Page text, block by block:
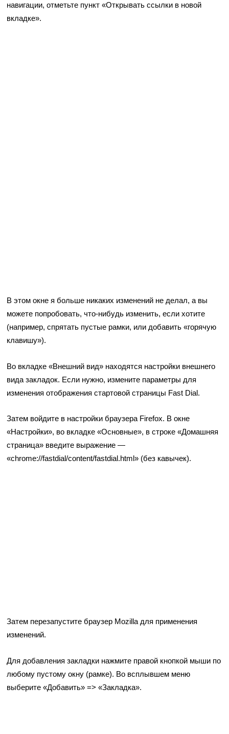
навигации, отметьте пункт «Открывать ссылки в новой
вкладке».
В этом окне я больше никаких изменений не делал, а вы
можете попробовать, что-нибудь изменить, если хотите
(например, спрятать пустые рамки, или добавить «горячую
клавишу»).
Во вкладке «Внешний вид» находятся настройки внешнего
вида закладок. Если нужно, измените параметры для
изменения отображения стартовой страницы Fast Dial.
Затем войдите в настройки браузера Firefox. В окне
«Настройки», во вкладке «Основные», в строке «Домашняя
страница» введите выражение —
«chrome://fastdial/content/fastdial.html» (без кавычек).
Затем перезапустите браузер Mozilla для применения
изменений.
Для добавления закладки нажмите правой кнопкой мыши по
любому пустому окну (рамке). Во всплывшем меню
выберите «Добавить» => «Закладка».